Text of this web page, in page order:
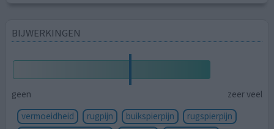
BIJWERKINGEN
geen
zeer veel
vermoeidheid
rugpijn buikspierpijn
rugspierpijn